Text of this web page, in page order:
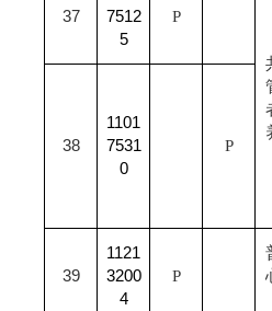
37
7512
5
P
38
1101
7531
0
P
39
1121
3200
4
P